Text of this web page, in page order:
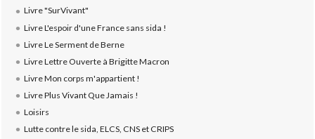
Livre "SurVivant"
Livre L'espoir d'une France sans sida !
Livre Le Serment de Berne
Livre Lettre Ouverte à Brigitte Macron
Livre Mon corps m'appartient !
Livre Plus Vivant Que Jamais !
Loisirs
Lutte contre le sida, ELCS, CNS et CRIPS